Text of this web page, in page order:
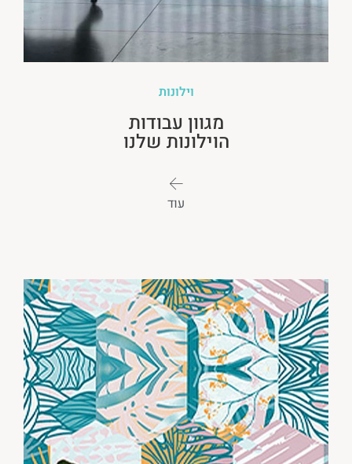
וילונות
מגוון עבודות
הוילונות שלנו
עוד